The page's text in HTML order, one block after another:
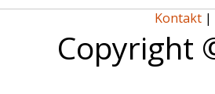
Kontakt |
Copyright